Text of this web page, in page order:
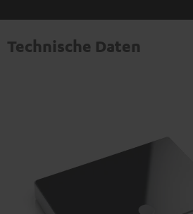
Technische Daten